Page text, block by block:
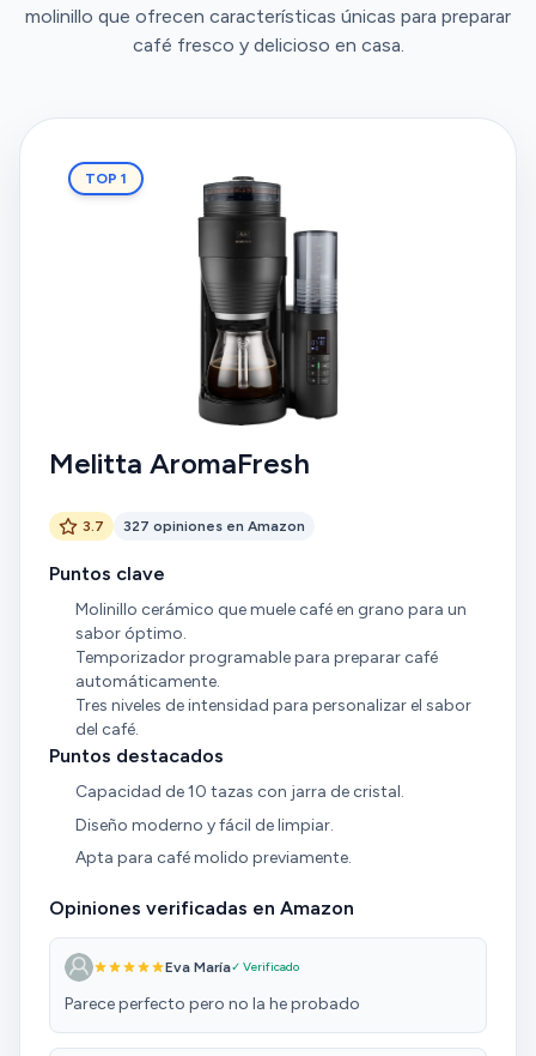
molinillo que ofrecen características únicas para preparar
café fresco y delicioso en casa.
TOP 1
Melitta AromaFresh
3.7 327 opiniones en Amazon
Puntos clave
Molinillo cerámico que muele café en grano para un
sabor óptimo.
Temporizador programable para preparar café
automáticamente.
Tres niveles de intensidad para personalizar el sabor
del café.
Puntos destacados
Capacidad de 10 tazas con jarra de cristal.
Diseño moderno y fácil de limpiar.
Apta para café molido previamente.
Opiniones verificadas en Amazon
Eva María✓ Verificado
Parece perfecto pero no la he probado